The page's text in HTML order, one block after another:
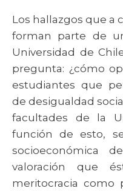
Los hallazgos que a
forman parte de
Universidad de
pregunta: ¿cómo
estudiantes que
de desigualdad
facultades de la
función de esto,
socioeconómica
valoración que
meritocracia como